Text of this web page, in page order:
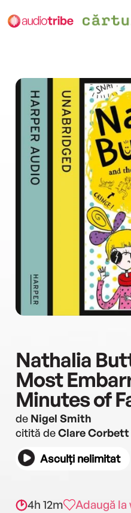
Nathalia
Most
Minutes of
de Nigel Smith
citită deClare Corbett
Asculți nelimitat
4h 12m Adaugă